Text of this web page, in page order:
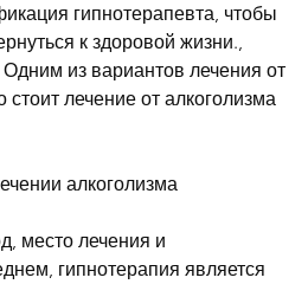
гипнотерапевта, чтобы
к здоровой жизни.,
из вариантов лечения от
стоит лечение от алкоголизма
алкоголизма
место лечения и
гипнотерапия является